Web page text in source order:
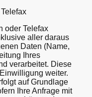
oder Telefax
aller daraus
Daten (Name,
Ihres
verarbeitet. Diese
weiter.
auf Grundlage
Ihre Anfrage mit